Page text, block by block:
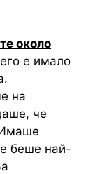
около
е имало
на
че
Имаше
беше най-